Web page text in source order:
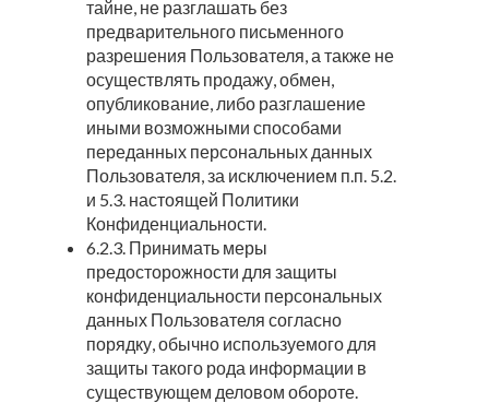
тайне, не разглашать без
предварительного письменного
разрешения Пользователя, а также не
осуществлять продажу, обмен,
опубликование, либо разглашение
иными возможными способами
переданных персональных данных
Пользователя, за исключением п.п. 5.2.
и 5.3. настоящей Политики
Конфиденциальности.
6.2.3. Принимать меры
предосторожности для защиты
конфиденциальности персональных
данных Пользователя согласно
порядку, обычно используемого для
защиты такого рода информации в
существующем деловом обороте.